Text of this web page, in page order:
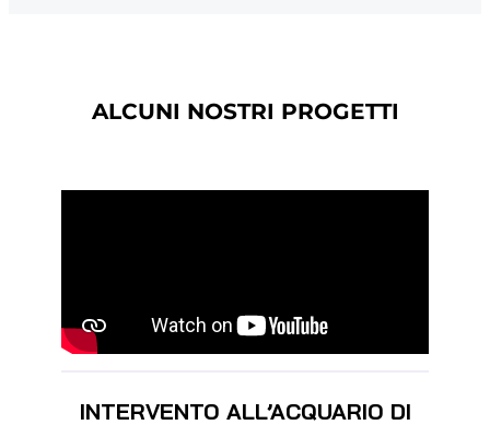
ALCUNI NOSTRI PROGETTI
INTERVENTO ALL’ACQUARIO DI